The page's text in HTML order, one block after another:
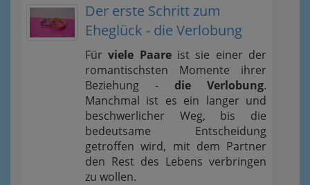
Der erste Schritt zum
Eheglück - die Verlobung
Fürviele Paareist sie einer der
romantischsten Momente ihrer
Beziehung - die Verlobung.
Manchmal ist es ein langer und
beschwerlicher Weg, bis die
bedeutsame Entscheidung
getroffen wird, mit dem Partner
den Rest des Lebens verbringen
zu wollen.